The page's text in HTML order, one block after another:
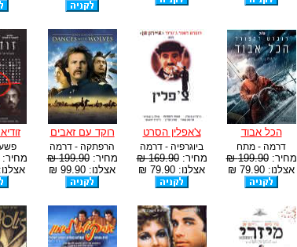
הכל אבוד
דרמה - מתח
מחיר:199.90 ₪
אצלנו: 79.90 ₪
צ'אפלין הסרט
ביוגרפיה - דרמה
מחיר:169.90 ₪
אצלנו: 79.90 ₪
רוקד עם זאבים
הרפתקה - דרמה
מחיר:199.90 ₪
אצלנו: 99.90 ₪
זודיאק
אצלנו: 79.90 ₪